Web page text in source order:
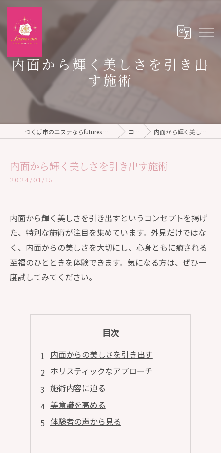
内面から輝く美しさを引き出
す施術
つくば市のエステならfutures mii TOTAL BEAUTY SALON コラム 内面から輝く美しさを引き出す施術
内面から輝く美しさを引き出す施術
2024/01/15
内面から輝く美しさを引き出すというコンセプトを掲げ
た、特別な施術が注目を集めています。外見だけではな
く、内面からの美しさを大切にし、心身ともに癒される
至福のひとときを体験できます。気になる方は、ぜひ一
度試してみてください。
目次
内面からの美しさを引き出す
ホリスティックなアプローチ
施術内容に迫る
美意識を高める
体験者の声から見る